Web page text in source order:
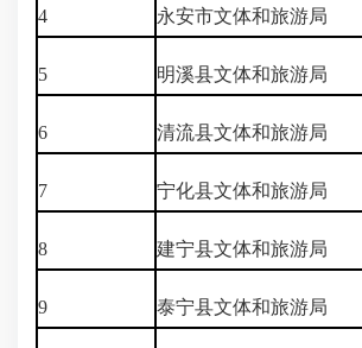
4 永安市文体和旅游局
5 明溪县文体和旅游局
6 清流县文体和旅游局
7 宁化县文体和旅游局
8 建宁县文体和旅游局
9 泰宁县文体和旅游局